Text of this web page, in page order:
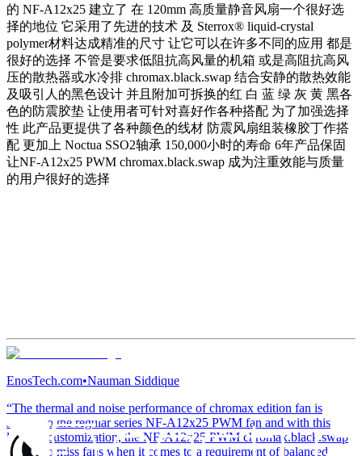
的 NF-A12x25 建立了 在 120mm 高质量静音风扇一个很好选
择的地位 它采用了先进的技术 及 Sterrox® liquid-crystal
polymer材料达成精准的尺寸 让它可以在许多不同的应用 都是
很好的选择 不管是要求低阻抗高风量的机箱 或是高阻抗高风
压的散热器或水冷排 chromax.black.swap 结合安静的散热效能
及吸引人的黑色设计 并且附加可拆换的红 白 蓝 绿 灰 黄 黑各
色的防震胶垫 让使用者可针对喜好作各种搭配 为了加强选择
性 此产品更提供了各种颜色的线材 防震风扇组装橡胶丁作搭
配 更加上 Noctua SSO2轴承 150,000小时的寿命 6年产品保固
让NF-A12x25 PWM chromax.black.swap 成为注重效能与质量
的用户很好的选择
EnosTech.com•Nauman Siddique
“The thermal and noise performance of chromax edition fan is
similar to the regular series NF-A12x25 PWM fan and with this
level of customization, the NF-A12x25 PWM chromax.black.swap
is hard to miss fans when it comes to a requirement of balanced